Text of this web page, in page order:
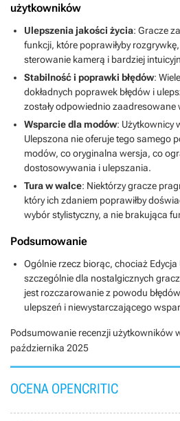
użytkowników
Ulepszenia jakości życia: Gracze
funkcji, które poprawiłyby
sterowanie kamerą i bardziej
Stabilność i poprawki błędów:
dokładnych poprawek błędów i
zostały odpowiednio zaadresowane
Wsparcie dla modów: Użytkownicy
Ulepszona nie oferuje tego samego
modów, co oryginalna wersja, co
dostosowywania i ulepszania.
Tura w walce: Niektórzy gracze
który ich zdaniem poprawiłby
wybór stylistyczny, a nie brakująca
Podsumowanie
Ogólnie rzecz biorąc, chociaż
szczególnie dla nostalgicznych
jest rozczarowanie z powodu
ulepszeń i niewystarczającego
Podsumowanie recenzji użytkowników
października 2025
OCENA OPENCRITIC